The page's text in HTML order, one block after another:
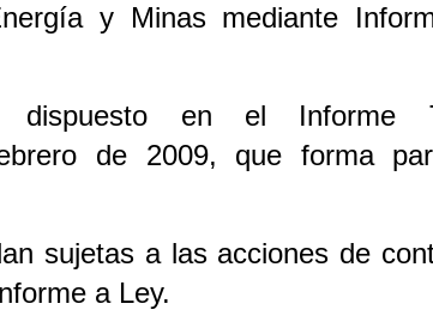
y Minas mediante
en el Informe
de 2009, que forma
sujetas a las acciones de
a Ley.